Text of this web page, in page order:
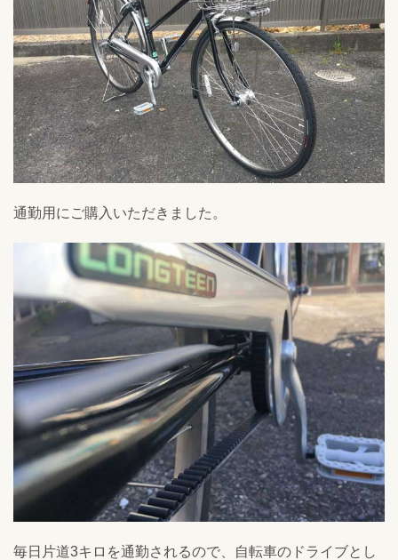
通勤用にご購入いただきました。
毎日片道3キロを通勤されるので、自転車のドライブとし